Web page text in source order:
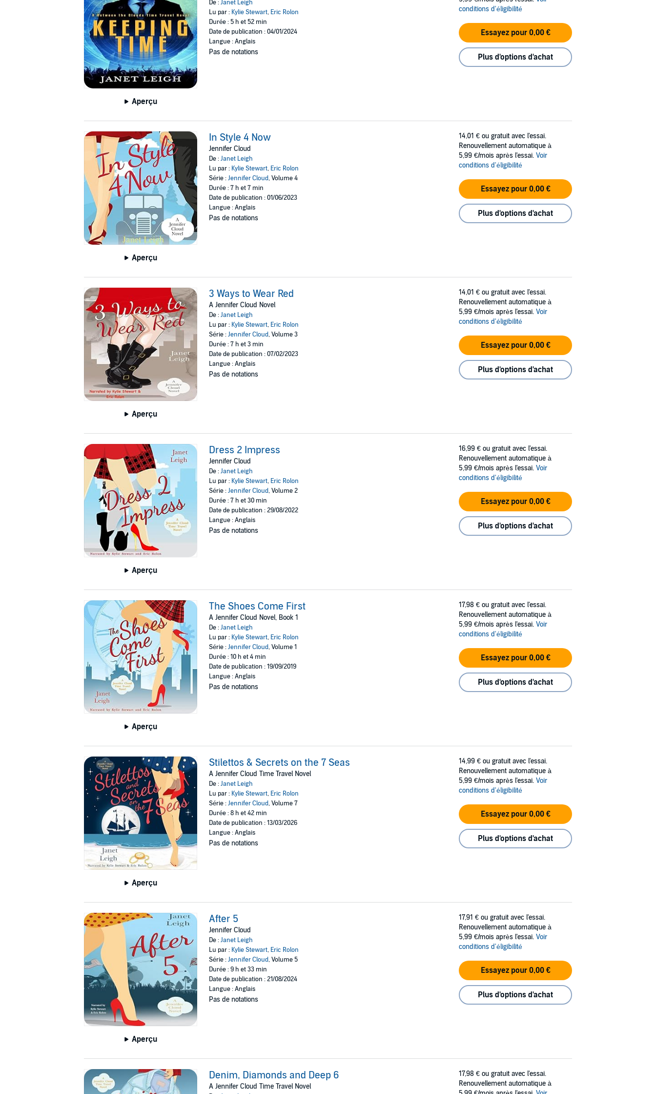
Aperçu
De :Janet Leigh
Lu par : Kylie Stewart, Eric Rolon
Durée : 5 h et 52 min
Date de publication : 04/01/2024
Langue : Anglais
Pas de notations
conditions d'éligibilité
Essayez pour 0,00 €
Plus d'options d'achat
Aperçu
In Style 4 Now
Jennifer Cloud
De :Janet Leigh
Lu par : Kylie Stewart, Eric Rolon
Série :Jennifer Cloud, Volume 4
Durée : 7 h et 7 min
Date de publication : 01/06/2023
Langue : Anglais
Pas de notations
14,01 € ou gratuit avec l'essai.
Renouvellement automatique à
5,99 €/mois après l'essai. Voir
conditions d'éligibilité
Essayez pour 0,00 €
Plus d'options d'achat
Aperçu
3 Ways to Wear Red
A Jennifer Cloud Novel
De :Janet Leigh
Lu par : Kylie Stewart, Eric Rolon
Série :Jennifer Cloud, Volume 3
Durée : 7 h et 3 min
Date de publication : 07/02/2023
Langue : Anglais
Pas de notations
14,01 € ou gratuit avec l'essai.
Renouvellement automatique à
5,99 €/mois après l'essai. Voir
conditions d'éligibilité
Essayez pour 0,00 €
Plus d'options d'achat
Aperçu
Dress 2 Impress
Jennifer Cloud
De :Janet Leigh
Lu par : Kylie Stewart, Eric Rolon
Série :Jennifer Cloud, Volume 2
Durée : 7 h et 30 min
Date de publication : 29/08/2022
Langue : Anglais
Pas de notations
16,99 € ou gratuit avec l'essai.
Renouvellement automatique à
5,99 €/mois après l'essai. Voir
conditions d'éligibilité
Essayez pour 0,00 €
Plus d'options d'achat
Aperçu
The Shoes Come First
A Jennifer Cloud Novel, Book 1
De :Janet Leigh
Lu par : Kylie Stewart, Eric Rolon
Série :Jennifer Cloud, Volume 1
Durée : 10 h et 4 min
Date de publication : 19/09/2019
Langue : Anglais
Pas de notations
17,98 € ou gratuit avec l'essai.
Renouvellement automatique à
5,99 €/mois après l'essai. Voir
conditions d'éligibilité
Essayez pour 0,00 €
Plus d'options d'achat
Aperçu
Stilettos & Secrets on the 7 Seas
A Jennifer Cloud Time Travel Novel
De :Janet Leigh
Lu par : Kylie Stewart, Eric Rolon
Série :Jennifer Cloud, Volume 7
Durée : 8 h et 42 min
Date de publication : 13/03/2026
Langue : Anglais
Pas de notations
14,99 € ou gratuit avec l'essai.
Renouvellement automatique à
5,99 €/mois après l'essai. Voir
conditions d'éligibilité
Essayez pour 0,00 €
Plus d'options d'achat
Aperçu
After 5
Jennifer Cloud
De :Janet Leigh
Lu par : Kylie Stewart, Eric Rolon
Série :Jennifer Cloud, Volume 5
Durée : 9 h et 33 min
Date de publication : 21/08/2024
Langue : Anglais
Pas de notations
17,91 € ou gratuit avec l'essai.
Renouvellement automatique à
5,99 €/mois après l'essai. Voir
conditions d'éligibilité
Essayez pour 0,00 €
Plus d'options d'achat
Denim, Diamonds and Deep 6
A Jennifer Cloud Time Travel Novel
17,98 € ou gratuit avec l'essai.
Renouvellement automatique à